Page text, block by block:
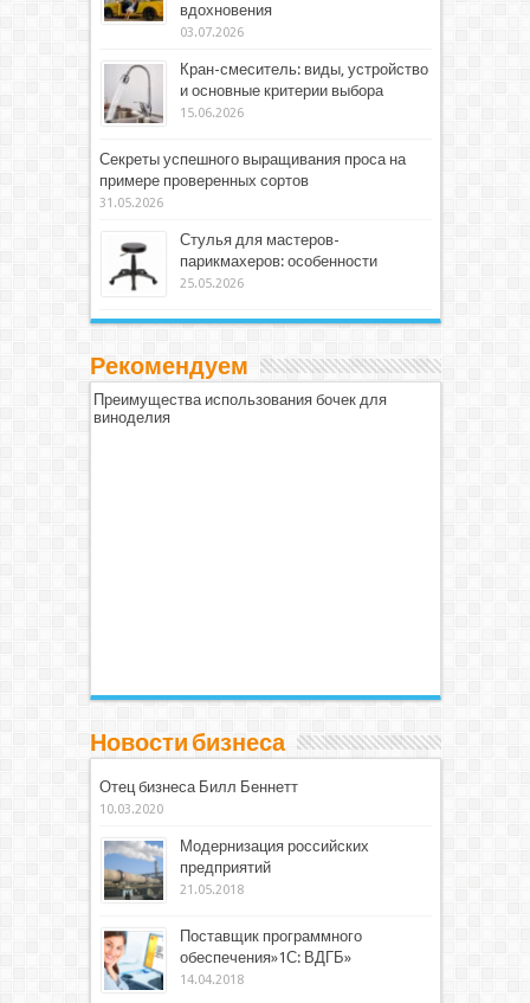
вдохновения
03.07.2026
Кран-смеситель: виды, устройство
и основные критерии выбора
15.06.2026
Секреты успешного выращивания проса на
примере проверенных сортов
31.05.2026
Стулья для мастеров-
парикмахеров: особенности
25.05.2026
Рекомендуем
Преимущества использования бочек для
виноделия
Новости бизнеса
Отец бизнеса Билл Беннетт
10.03.2020
Модернизация российских
предприятий
21.05.2018
Поставщик программного
обеспечения»1С: ВДГБ»
14.04.2018